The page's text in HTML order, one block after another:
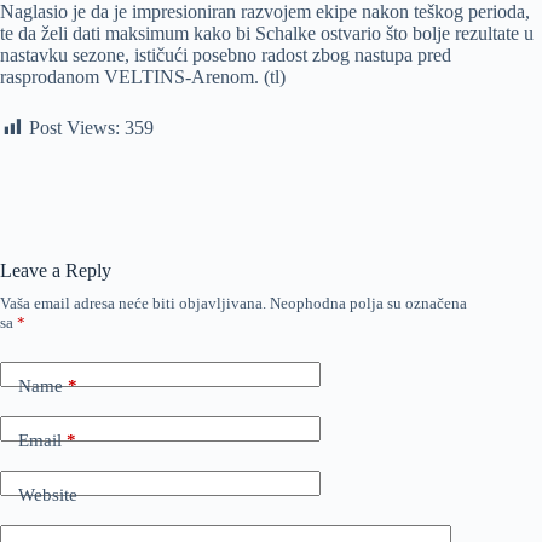
Naglasio je da je impresioniran razvojem ekipe nakon teškog perioda,
te da želi dati maksimum kako bi Schalke ostvario što bolje rezultate u
nastavku sezone, ističući posebno radost zbog nastupa pred
rasprodanom VELTINS-Arenom. (tl)
Post Views: 359
Leave a Reply
Vaša email adresa neće biti objavljivana. Neophodna polja su označena
sa *
Name*
Email*
Website